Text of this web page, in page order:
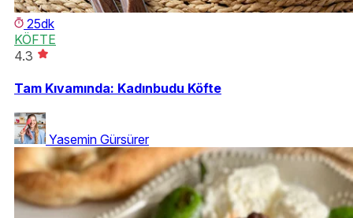
25dk
KÖFTE
4.3
Tam Kıvamında: Kadınbudu Köfte
Yasemin Gürsürer